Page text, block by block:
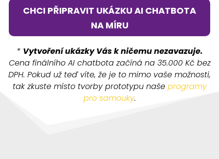
CHCI PŘIPRAVIT UKÁZKU AI CHATBOTA
NA MÍRU
* Vytvoření ukázky Vás k ničemu nezavazuje.
Cena finálního AI chatbota začíná na 35.000 Kč bez
DPH. Pokud už teď víte, že je to mimo vaše možnosti,
tak zkuste místo tvorby prototypu naše programy
pro samouky.